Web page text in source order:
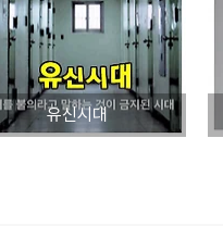
유신시대